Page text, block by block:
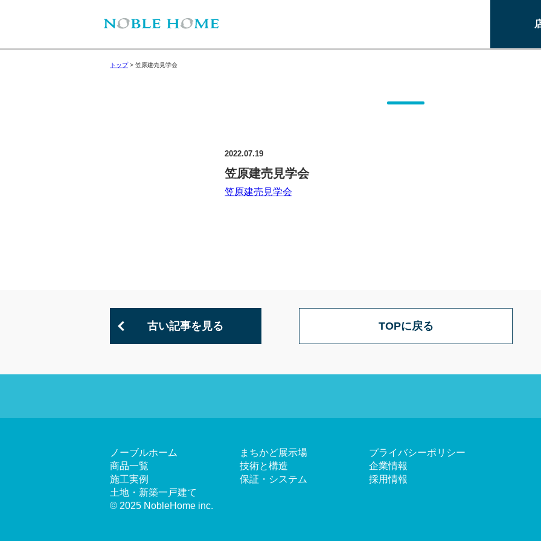
トップ> 笠原建売見学会
2022.07.19
笠原建売見学会
笠原建売見学会
古い記事を見る TOPに戻る
ノーブルホーム
商品一覧
施工実例
土地・新築一戸建て
まちかど展示場
技術と構造
保証・システム
プライバシーポリシー
企業情報
採用情報
© 2025 NobleHome inc.